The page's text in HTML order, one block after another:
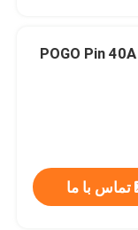
کانکتور مغناطیسی POGO Pin 40A
تماس با ما